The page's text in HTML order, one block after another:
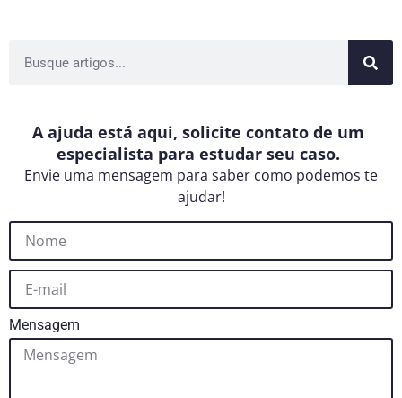
A ajuda está aqui, solicite contato de um
especialista para estudar seu caso.
Envie uma mensagem para saber como podemos te
ajudar!
Mensagem